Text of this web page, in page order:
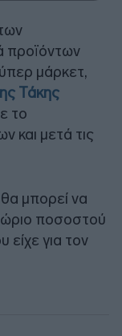
προϊόντων
μάρκετ,
Τάκης
το
και μετά τις
μπορεί να
ποσοστού
για τον